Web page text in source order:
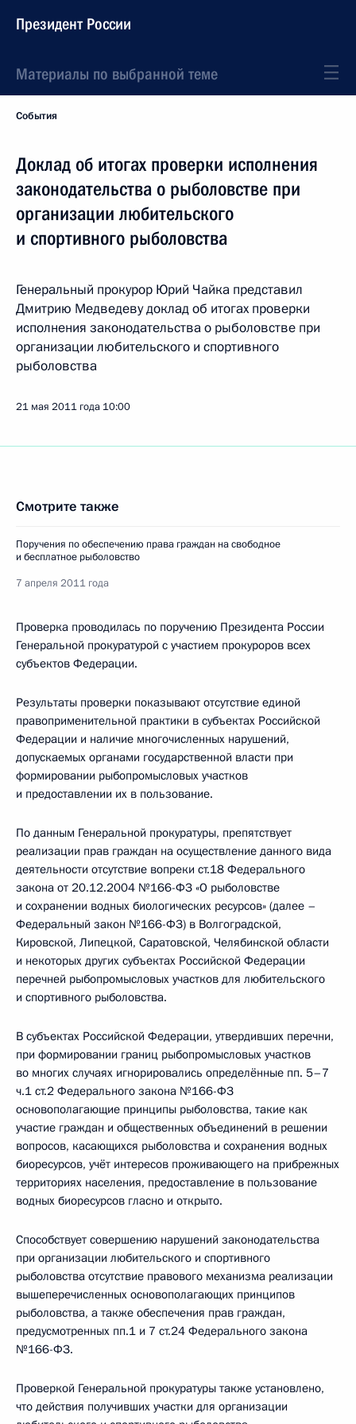
Президент России
Материалы по выбранной теме
События
Доклад об итогах проверки исполнения
законодательства о рыболовстве при
организации любительского
и спортивного рыболовства
Генеральный прокурор Юрий Чайка представил
Дмитрию Медведеву доклад об итогах проверки
исполнения законодательства о рыболовстве при
организации любительского и спортивного
рыболовства
21 мая 2011 года 10:00
Смотрите также
Поручения по обеспечению права граждан на свободное
и бесплатное рыболовство
7 апреля 2011 года
Проверка проводилась по поручению Президента России
Генеральной прокуратурой с участием прокуроров всех
субъектов Федерации.
Результаты проверки показывают отсутствие единой
правоприменительной практики в субъектах Российской
Федерации и наличие многочисленных нарушений,
допускаемых органами государственной власти при
формировании рыбопромысловых участков
и предоставлении их в пользование.
По данным Генеральной прокуратуры, препятствует
реализации прав граждан на осуществление данного вида
деятельности отсутствие вопреки ст.18 Федерального
закона от 20.12.2004 №166-ФЗ «О рыболовстве
и сохранении водных биологических ресурсов» (далее –
Федеральный закон №166-ФЗ) в Волгоградской,
Кировской, Липецкой, Саратовской, Челябинской области
и некоторых других субъектах Российской Федерации
перечней рыбопромысловых участков для любительского
и спортивного рыболовства.
В субъектах Российской Федерации, утвердивших перечни,
при формировании границ рыбопромысловых участков
во многих случаях игнорировались определённые пп. 5–7
ч.1 ст.2 Федерального закона №166-ФЗ
основополагающие принципы рыболовства, такие как
участие граждан и общественных объединений в решении
вопросов, касающихся рыболовства и сохранения водных
биоресурсов, учёт интересов проживающего на прибрежных
территориях населения, предоставление в пользование
водных биоресурсов гласно и открыто.
Способствует совершению нарушений законодательства
при организации любительского и спортивного
рыболовства отсутствие правового механизма реализации
вышеперечисленных основополагающих принципов
рыболовства, а также обеспечения прав граждан,
предусмотренных пп.1 и 7 ст.24 Федерального закона
№166-ФЗ.
Проверкой Генеральной прокуратуры также установлено,
что действия получивших участки для организации